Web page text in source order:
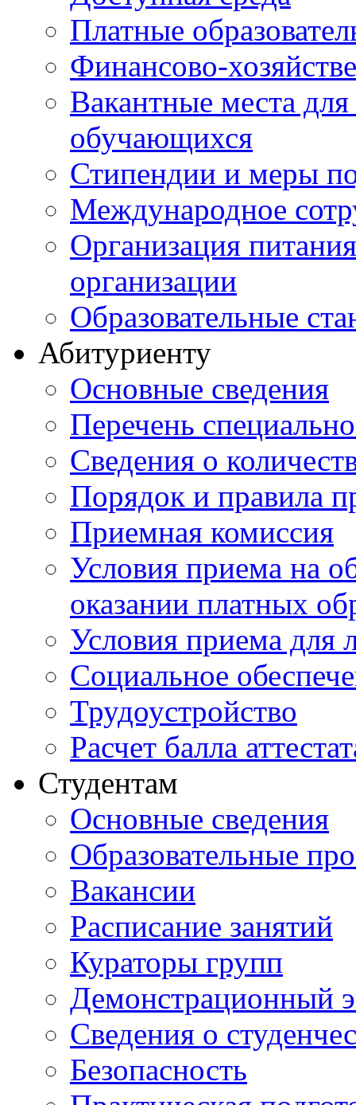
Платные
Финансово-
Вакантные места
обучающихся
Стипендии и меры
Международное
Организация
организации
Образовательные
Абитуриенту
Основные сведения
Перечень
Cведения о
Порядок и правила
Приемная комиссия
Условия приема на
оказании платных
Условия приема для
Социальное
Трудоустройство
Расчет балла
Студентам
Основные сведения
Образовательные
Вакансии
Расписание занятий
Кураторы групп
Демонстрационный
Сведения о
Безопасность